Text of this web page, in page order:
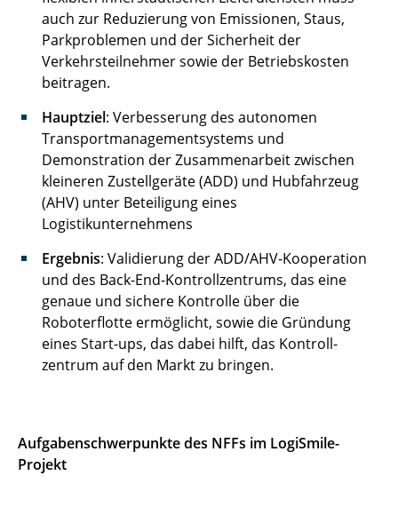
auch zur Reduzierung von Emissionen, Staus,
Parkproblemen und der Sicherheit der
Verkehrsteilnehmer sowie der Betriebskosten
beitragen.
Hauptziel: Verbesserung des autonomen
Transportmanagementsystems und
Demonstration der Zusammenarbeit zwischen
kleineren Zustellgeräte (ADD) und Hubfahrzeug
(AHV) unter Beteiligung eines
Logistikunternehmens
Ergebnis­­­­­­­­­­­­­­­­­­­­­­­­­­­­­­­­: Validierung der ADD/AHV-Kooperation
und des Back-End-Kontrollzentrums, das eine
genaue und sichere Kontrolle über die
Roboterflotte ermöglicht, sowie die Gründung
eines Start-ups, das dabei hilft, das Kontroll-
zentrum auf den Markt zu bringen.­­­­­­­­
Aufgabenschwerpunkte des NFFs im LogiSmile-
Projekt